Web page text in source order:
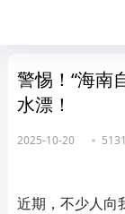
警惕！“海南
水漂！
2025-10-20 5131
近期，不少人向